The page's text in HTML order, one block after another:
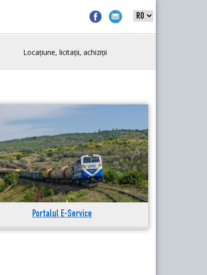
Locațiune, licitații, achiziții
Portalul E-Service